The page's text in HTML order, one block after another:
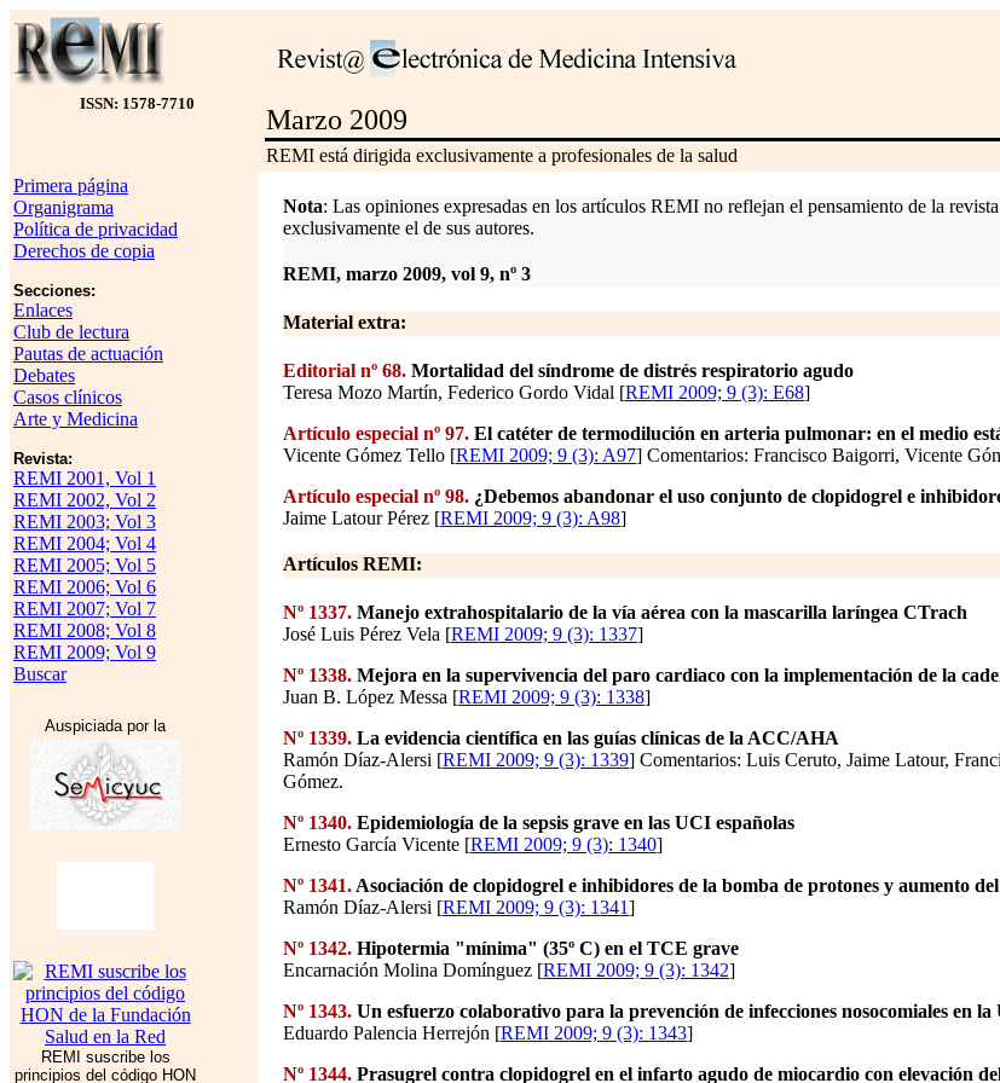
ISSN: 1578-7710
Marzo 2009
REMI está dirigida exclusivamente a profesionales de la salud
Primera página
Organigrama
Política de privacidad
Derechos de copia
Secciones:
Enlaces
Club de lectura
Pautas de actuación
Debates
Casos clínicos
Arte y Medicina
Revista:
REMI 2001, Vol 1
REMI 2002, Vol 2
REMI 2003; Vol 3
REMI 2004; Vol 4
REMI 2005; Vol 5
REMI 2006; Vol 6
REMI 2007; Vol 7
REMI 2008; Vol 8
REMI 2009; Vol 9
Buscar
Auspiciada por la
REMI suscribe los
principios del código HON
Nota: Las opiniones expresadas en los artículos REMI no reflejan el pensamiento de la
exclusivamente el de sus autores.
REMI, marzo 2009, vol 9, nº 3
Material extra:
Editorial nº 68. Mortalidad del síndrome de distrés respiratorio agudo
Teresa Mozo Martín, Federico Gordo Vidal [REMI 2009; 9 (3): E68]
Artículo especial nº 97. El catéter de termodilución en arteria pulmonar: en el medio
Vicente Gómez Tello [REMI 2009; 9 (3): A97] Comentarios: Francisco Baigorri, Vicente
Artículo especial nº 98. ¿Debemos abandonar el uso conjunto de clopidogrel e
Jaime Latour Pérez [REMI 2009; 9 (3): A98]
Artículos REMI:
Nº 1337. Manejo extrahospitalario de la vía aérea con la mascarilla laríngea CTrach
José Luis Pérez Vela [REMI 2009; 9 (3): 1337]
Nº 1338. Mejora en la supervivencia del paro cardiaco con la implementación de la
Juan B. López Messa [REMI 2009; 9 (3): 1338]
Nº 1339. La evidencia científica en las guías clínicas de la ACC/AHA
Ramón Díaz-Alersi [REMI 2009; 9 (3): 1339] Comentarios: Luis Ceruto, Jaime Latour,
Gómez.
Nº 1340. Epidemiología de la sepsis grave en las UCI españolas
Ernesto García Vicente [REMI 2009; 9 (3): 1340]
Nº 1341. Asociación de clopidogrel e inhibidores de la bomba de protones y aumento
Ramón Díaz-Alersi [REMI 2009; 9 (3): 1341]
Nº 1342. Hipotermia "mínima" (35º C) en el TCE grave
Encarnación Molina Domínguez [REMI 2009; 9 (3): 1342]
Nº 1343. Un esfuerzo colaborativo para la prevención de infecciones nosocomiales en la
Eduardo Palencia Herrejón [REMI 2009; 9 (3): 1343]
Nº 1344. Prasugrel contra clopidogrel en el infarto agudo de miocardio con elevación